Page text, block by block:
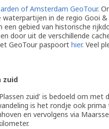
of Amsterdam GeoTour.
in de regio Gooi &
gebied van historische
door uit de verschillende
GeoTour paspoort hier. Veel
zuid
zuid' is bedoeld om
is het rondje ook
en vervolgens via